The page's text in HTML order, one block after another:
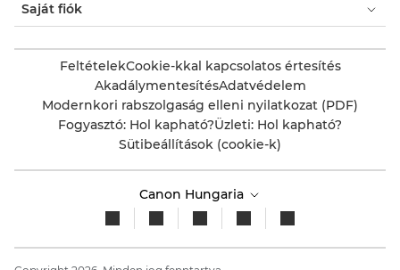
Saját fiók
FeltételekCookie-kkal kapcsolatos értesítés
AkadálymentesítésAdatvédelem
Modernkori rabszolgaság elleni nyilatkozat (PDF)
Fogyasztó: Hol kapható?Üzleti: Hol kapható?
Sütibeállítások (cookie-k)
Canon Hungaria